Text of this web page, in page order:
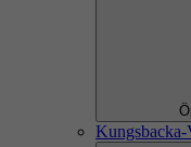
Kungsbacka-